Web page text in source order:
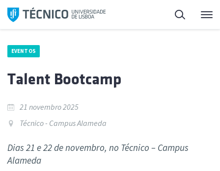
Saltar
para
Pesquisa
EVENTOS
Talent Bootcamp
21 novembro 2025
Técnico - Campus Alameda
Dias 21 e 22 de novembro, no Técnico – Campus
Alameda